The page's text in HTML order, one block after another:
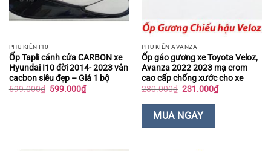
PHỤ KIỆN I10
Ốp Tapli cánh cửa CARBON xe
Hyundai I10 đời 2014- 2023 vân
cacbon siêu đẹp – Giá 1 bộ
699.000₫ Giá
599.000₫Giá
hiện
PHỤ KIỆN AVANZA
Ốp gáo gương xe Toyota Veloz,
Avanza 2022 2023 mạ crom
cao cấp chống xước cho xe
280.000₫ Giá
là:
280.000₫.
231.000₫Giá
hiện
MUA NGAY